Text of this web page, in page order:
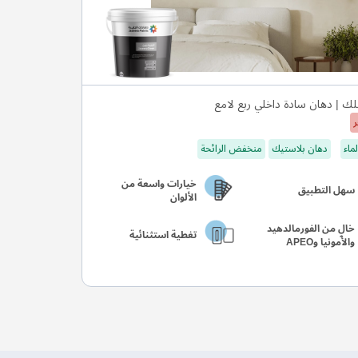
| دهان سادة داخلي ربع لامع
دهان بلاستيك منخفض الرائحة
سهل التطبيق خيارات واسعة من
الألوان
خالٍ من الفورمالدهيد
والأمونيا وAPEO تغطية استثنائية